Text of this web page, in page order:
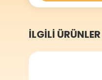
İLGİLİ ÜRÜNLER